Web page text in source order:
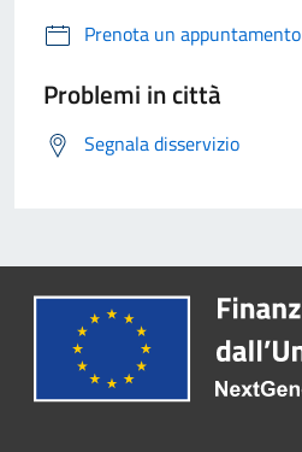
Prenota un appuntamento
Problemi in città
Segnala disservizio